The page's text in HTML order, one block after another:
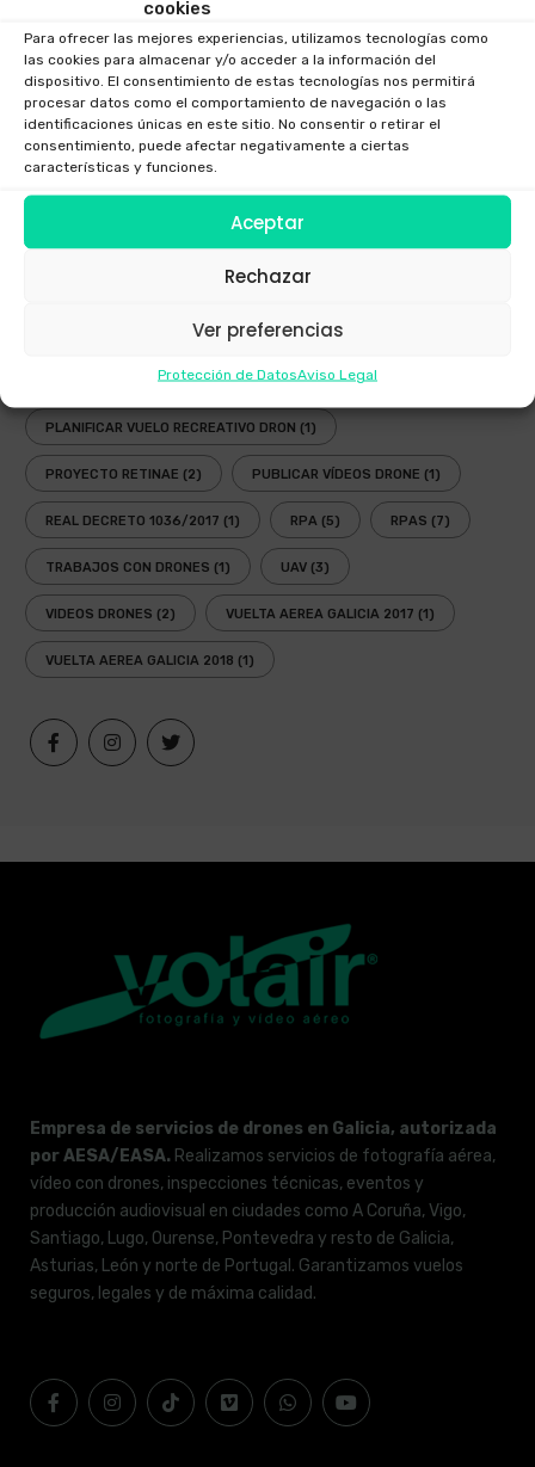
cookies
Para ofrecer las mejores experiencias, utilizamos tecnologías como
las cookies para almacenar y/o acceder a la información del
dispositivo. El consentimiento de estas tecnologías nos permitirá
procesar datos como el comportamiento de navegación o las
identificaciones únicas en este sitio. No consentir o retirar el
consentimiento, puede afectar negativamente a ciertas
características y funciones.
Aceptar
Rechazar
Ver preferencias
Protección de DatosAviso Legal
FESTIVAL AEREO(3)
GAFAS DRONES(1) GAFAS FPV(1)
GAFAS INMERSIVAS (1) GALICIA(3) GOGGLES(1)
LEY(2) LEY DRONES(3) LEY DRONES 2018
LEY RPAS(3) LEY UAV(3) NORMATIVA(3)
PLANIFICADOR ENAIRE DRONES
PLANIFICADOR OPERACIONES DRONES(1)
PLANIFICADOR VUELOS DRONES(2)
PLANIFICAR VUELO RECREATIVO DRON (1)
PROYECTO RETINAE (2) PUBLICAR VÍDEOS DRONE (1)
REAL DECRETO 1036/2017 (1) RPA (5) RPAS (7)
TRABAJOS CON DRONES (1) UAV (3)
VIDEOS DRONES (2) VUELTA AEREA GALICIA 2017 (1)
VUELTA AEREA GALICIA 2018 (1)
Empresa de servicios de drones en Galicia, autorizada
por AESA/EASA. Realizamos servicios de fotografía aérea,
vídeo con drones, inspecciones técnicas, eventos y
producción audiovisual en ciudades como A Coruña, Vigo,
Santiago, Lugo, Ourense, Pontevedra y resto de Galicia,
Asturias, León y norte de Portugal. Garantizamos vuelos
seguros, legales y de máxima calidad.